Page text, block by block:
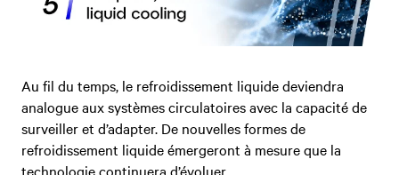
Au fil du temps, le refroidissement liquide deviendra
analogue aux systèmes circulatoires avec la capacité de
surveiller et d’adapter. De nouvelles formes de
refroidissement liquide émergeront à mesure que la
technologie continuera d’évoluer.